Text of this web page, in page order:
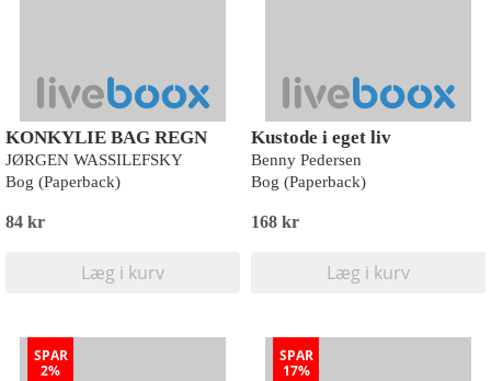
KONKYLIE BAG REGN
JØRGEN WASSILEFSKY
Bog (Paperback)
84 kr
Læg i kurv
Kustode i eget liv
Benny Pedersen
Bog (Paperback)
168 kr
Læg i kurv
SPAR
2%
SPAR
17%